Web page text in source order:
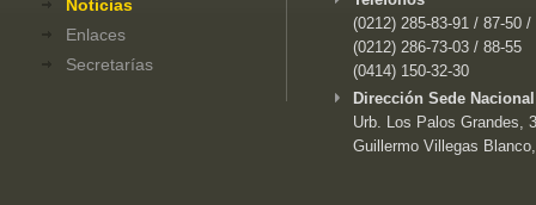
Noticias
Enlaces
Secretarías
(0212) 285-83-91 / 87-50 /
(0212) 286-73-03 / 88-55
(0414) 150-32-30
Dirección Sede
Urb. Los Palos Grandes,
Guillermo Villegas